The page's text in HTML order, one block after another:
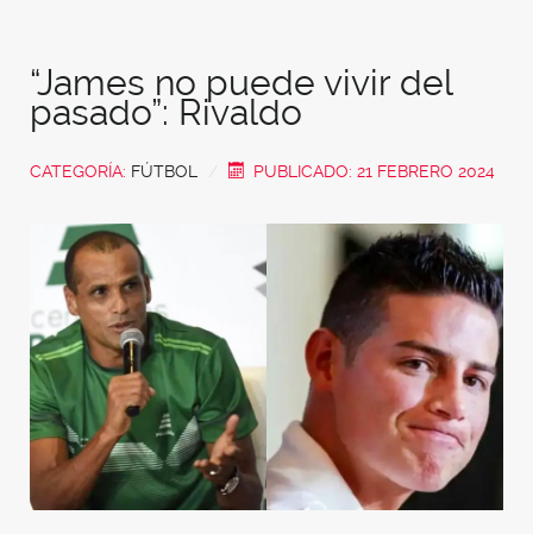
“James no puede vivir del
pasado”: Rivaldo
CATEGORÍA: FÚTBOL PUBLICADO: 21 FEBRERO 2024